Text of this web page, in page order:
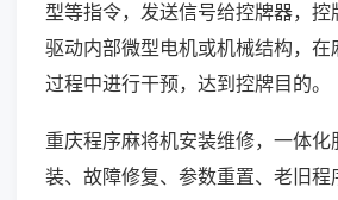
型等指令，发送信号给控牌器，
驱动内部微型电机或机械结构，
过程中进行干预，达到控牌目的。
重庆程序麻将机安装维修，一体化
装、故障修复、参数重置、老旧